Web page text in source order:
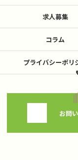
お問
求人募集
コラム
プライバシーポリ
© 2026 神奈川県藤沢の不